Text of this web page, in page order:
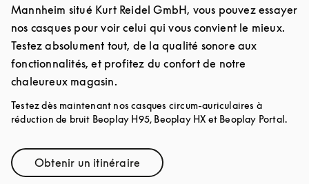
Mannheim situé Kurt Reidel GmbH, vous pouvez essayer
nos casques pour voir celui qui vous convient le mieux.
Testez absolument tout, de la qualité sonore aux
fonctionnalités, et profitez du confort de notre
chaleureux magasin.
Testez dès maintenant nos casques circum-auriculaires à
réduction de bruit Beoplay H95, Beoplay HX et Beoplay Portal.
Obtenir un itinéraireLink Opens in New Tab